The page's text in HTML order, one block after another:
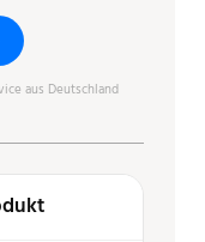
aus Deutschland